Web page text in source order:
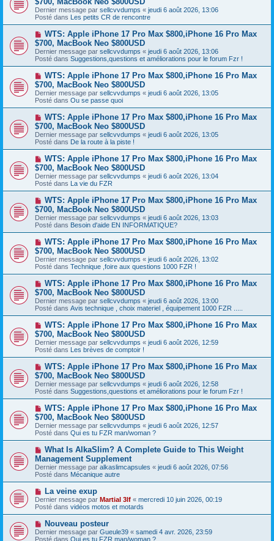
e
e
s
a
g
e
u
v
e
a
u
m
e
s
a
g
e
Dernier message par sellcvvdumps « jeudi 6 août 2026, 13:06
Posté dans Les petits CR de rencontre
N
o
u
v
e
a
u
m
e
s
a
g
e
WTS: Apple iPhone 17 Pro Max $800,iPhone 16 Pro Max
$700, MacBook Neo $800USD
Dernier message par sellcvvdumps « jeudi 6 août 2026, 13:06
Posté dans Suggestions,questions et améliorations pour le forum Fzr !
N
o
u
v
e
a
u
m
e
s
a
g
e
WTS: Apple iPhone 17 Pro Max $800,iPhone 16 Pro Max
$700, MacBook Neo $800USD
Dernier message par sellcvvdumps « jeudi 6 août 2026, 13:05
Posté dans Ou se passe quoi
N
o
u
v
e
a
u
m
e
s
a
g
e
WTS: Apple iPhone 17 Pro Max $800,iPhone 16 Pro Max
$700, MacBook Neo $800USD
Dernier message par sellcvvdumps « jeudi 6 août 2026, 13:05
Posté dans De la route à la piste !
N
o
u
v
e
a
u
m
e
s
a
g
e
WTS: Apple iPhone 17 Pro Max $800,iPhone 16 Pro Max
$700, MacBook Neo $800USD
Dernier message par sellcvvdumps « jeudi 6 août 2026, 13:04
Posté dans La vie du FZR
N
o
u
v
e
a
u
m
e
s
a
g
e
WTS: Apple iPhone 17 Pro Max $800,iPhone 16 Pro Max
$700, MacBook Neo $800USD
Dernier message par sellcvvdumps « jeudi 6 août 2026, 13:03
Posté dans Besoin d'aide EN INFORMATIQUE?
N
o
u
v
e
a
u
m
e
s
a
g
e
WTS: Apple iPhone 17 Pro Max $800,iPhone 16 Pro Max
$700, MacBook Neo $800USD
Dernier message par sellcvvdumps « jeudi 6 août 2026, 13:02
Posté dans Technique ,foire aux questions 1000 FZR !
N
o
u
v
e
a
u
m
e
s
a
g
e
WTS: Apple iPhone 17 Pro Max $800,iPhone 16 Pro Max
$700, MacBook Neo $800USD
Dernier message par sellcvvdumps « jeudi 6 août 2026, 13:00
Posté dans Avis technique , choix materiel , équipement 1000 FZR .....
N
o
u
v
e
a
u
m
e
s
a
g
e
WTS: Apple iPhone 17 Pro Max $800,iPhone 16 Pro Max
$700, MacBook Neo $800USD
Dernier message par sellcvvdumps « jeudi 6 août 2026, 12:59
Posté dans Les brèves de comptoir !
N
o
u
v
e
a
u
m
e
s
a
g
e
WTS: Apple iPhone 17 Pro Max $800,iPhone 16 Pro Max
$700, MacBook Neo $800USD
Dernier message par sellcvvdumps « jeudi 6 août 2026, 12:58
Posté dans Suggestions,questions et améliorations pour le forum Fzr !
N
o
u
v
e
a
u
m
e
s
a
g
e
WTS: Apple iPhone 17 Pro Max $800,iPhone 16 Pro Max
$700, MacBook Neo $800USD
Dernier message par sellcvvdumps « jeudi 6 août 2026, 12:57
Posté dans Qui es tu FZR man/woman ?
N
u
v
e
a
m
e
s
s
a
g
What Is AlkaSlim? A Complete Guide to This Weight
Management Supplement
Dernier message par alkaslimcapsules « jeudi 6 août 2026, 07:56
Posté dans Mécanique autre
N
o
u
v
e
a
u
La veine exup
Dernier message par Martial 3lf « mercredi 10 juin 2026, 00:19
Posté dans vidéos motos et motards
N
o
u
Nouveau posteur
Dernier message par Gueule39 « samedi 4 avr. 2026, 23:59
Posté dans Qui es tu FZR man/woman ?